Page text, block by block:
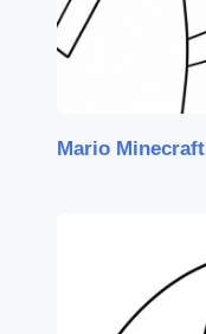
Mario Minecraft